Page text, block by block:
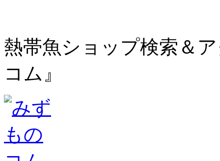
熱帯魚ショップ検索＆
コム』